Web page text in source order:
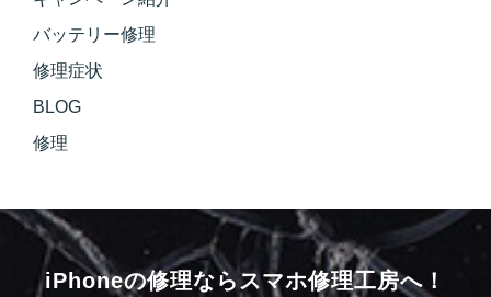
バッテリー修理
修理症状
BLOG
修理
iPhoneの修理ならスマホ修理工房へ！